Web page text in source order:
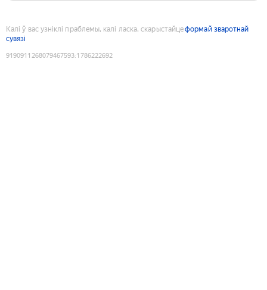
Калі ў вас узніклі праблемы, калі ласка, скарыстайцеформай зваротнай
сувязі
9190911268079467593:1786222692